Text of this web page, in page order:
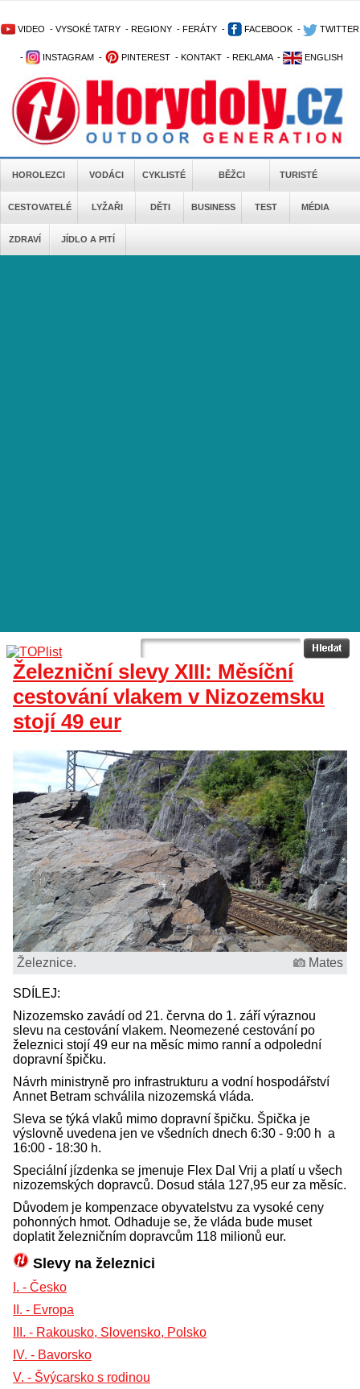
VIDEO - VYSOKÉ TATRY - REGIONY - FERÁTY - FACEBOOK - TWITTER
- INSTAGRAM - PINTEREST - KONTAKT - REKLAMA - ENGLISH
HOROLEZCI VODÁCI CYKLISTÉ BĚŽCI TURISTÉ
CESTOVATELÉ LYŽAŘI DĚTI BUSINESS TEST MÉDIA
ZDRAVÍ JÍDLO A PITÍ
Železniční slevy XIII: Měsíční
cestování vlakem v Nizozemsku
stojí 49 eur
Železnice. Mates
SDÍLEJ:
Nizozemsko zavádí od 21. června do 1. září výraznou
slevu na cestování vlakem. Neomezené cestování po
železnici stojí 49 eur na měsíc mimo ranní a odpolední
dopravní špičku.
Návrh ministryně pro infrastrukturu a vodní hospodářství
Annet Betram schválila nizozemská vláda.
Sleva se týká vlaků mimo dopravní špičku. Špička je
výslovně uvedena jen ve všedních dnech 6:30 - 9:00 h a
16:00 - 18:30 h.
Speciální jízdenka se jmenuje Flex Dal Vrij a platí u všech
nizozemských dopravců. Dosud stála 127,95 eur za měsíc.
Důvodem je kompenzace obyvatelstvu za vysoké ceny
pohonných hmot. Odhaduje se, že vláda bude muset
doplatit železničním dopravcům 118 milionů eur.
Slevy na železnici
I. - Česko
II. - Evropa
III. - Rakousko, Slovensko, Polsko
IV. - Bavorsko
V. - Švýcarsko s rodinou